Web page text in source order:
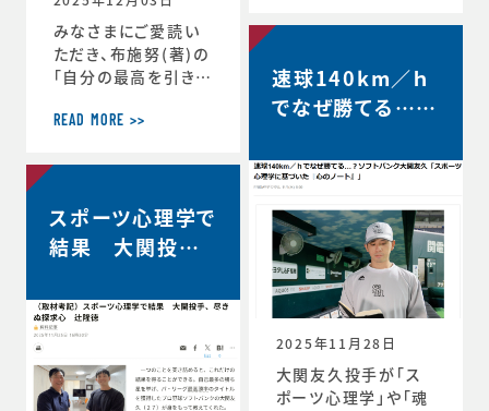
みなさまにご愛読い
ただき、布施努(著)の
「自分の最高を引き出
ツ心理学博士が語る
の違い」は、続々と重
決定しました。第4版
からの帯には、ソフト
バンクホークス大関
葉もいただいていま
す！この本が、より多く
のみなさまのお役に
立つことができれば
と願っております。■
READ MORE >>
3名、3年生2名、4年
tps://www.jaaf.o
r.jp/news/articl
e/22881/）が受講生
ます。第一回のトレー
ニングの様子や受講
者のインタビューが
掲載されました。htt
ps://www.jaaf.or.
jp/news/a
スポーツ心理学で
結果 大関投手、
日新聞デジタル】
速球140km／ｈ
でなぜ勝てる…？
友久「野球はアー
トとサイエンスで
す」【FRIDAY…
2025年11月28日
大関友久投手が「ス
ポーツ心理学」や「魂